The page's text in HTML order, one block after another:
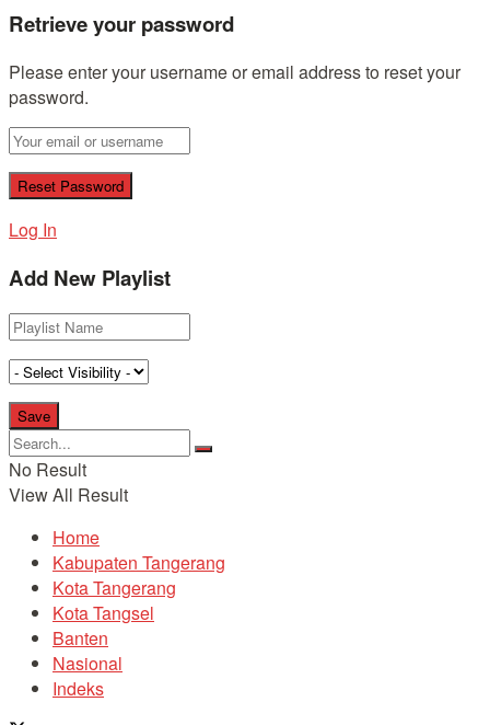
Retrieve your password
Please enter your username or email address to reset your
password.
Log In
Add New Playlist
No Result
View All Result
Home
Kabupaten Tangerang
Kota Tangerang
Kota Tangsel
Banten
Nasional
Indeks